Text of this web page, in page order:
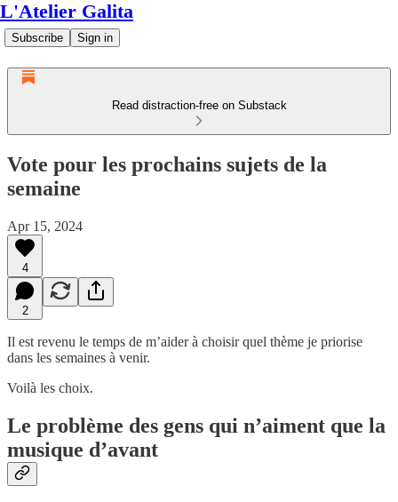
L'Atelier Galita
Subscribe Sign in
Read distraction-free on Substack
Vote pour les prochains sujets de la
semaine
Apr 15, 2024
4
2
Il est revenu le temps de m’aider à choisir quel thème je priorise
dans les semaines à venir.
Voilà les choix.
Le problème des gens qui n’aiment que la
musique d’avant